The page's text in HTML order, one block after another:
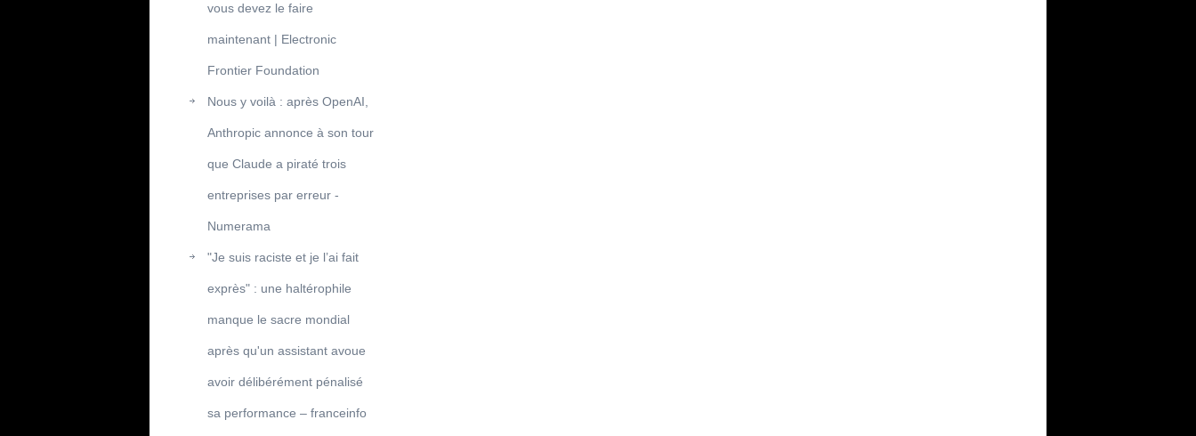
vous devez le faire
maintenant | Electronic
Frontier Foundation
Nous y voilà : après OpenAI,
Anthropic annonce à son tour
que Claude a piraté trois
entreprises par erreur -
Numerama
"Je suis raciste et je l’ai fait
exprès" : une haltérophile
manque le sacre mondial
après qu'un assistant avoue
avoir délibérément pénalisé
sa performance – franceinfo